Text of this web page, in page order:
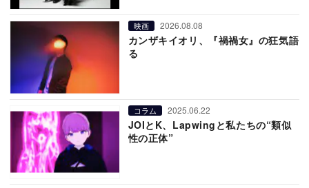
映画 2026.08.08
カンザキイオリ、『禍禍女』の狂気語
る
コラム 2025.06.22
JOIとK、Lapwingと私たちの“類似
性の正体”